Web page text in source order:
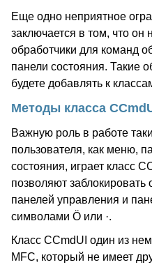
Еще одно неприятное
заключается в том, что он
обработчики для команд
панели состояния. Такие
будете добавлять к
Методы класса
Важную роль в работе
пользователя, как меню,
состояния, играет класс
позволяют
панелей управления и
символами Ö или ·.
Класс CCmdUI один из
MFC, который не имеет